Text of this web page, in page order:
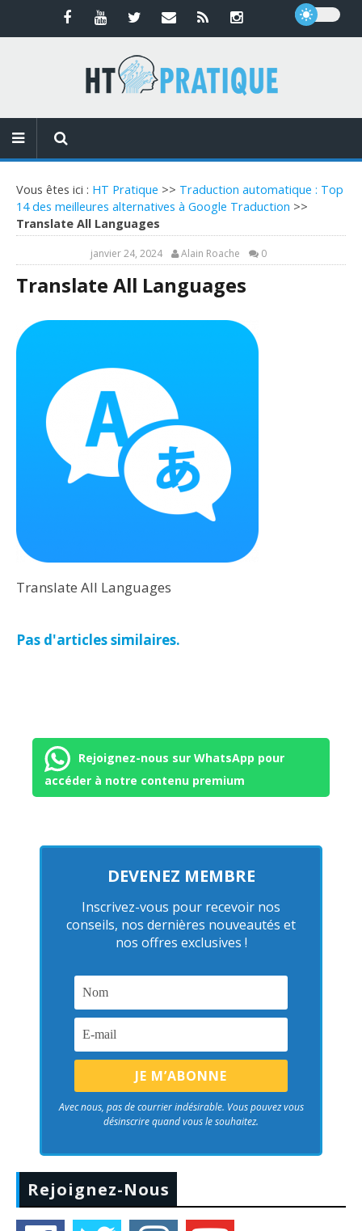
Vous êtes ici : HT Pratique >> Traduction automatique : Top
14 des meilleures alternatives à Google Traduction >>
Translate All Languages
janvier 24, 2024 Alain Roache 0
Translate All Languages
Translate All Languages
Pas d'articles similaires.
Rejoignez-nous sur WhatsApp pour
accéder à notre contenu premium
DEVENEZ MEMBRE
Inscrivez-vous pour recevoir nos
conseils, nos dernières nouveautés et
nos offres exclusives !
Avec nous, pas de courrier indésirable. Vous pouvez vous
désinscrire quand vous le souhaitez.
Rejoignez-Nous